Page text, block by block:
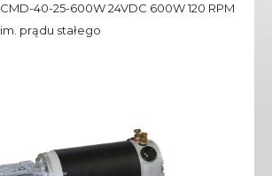
40-25-600W 24VDC 600W 120 RPM
prądu stałego